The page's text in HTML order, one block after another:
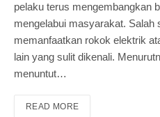
pelaku terus mengembangkan
mengelabui masyarakat. Salah
memanfaatkan rokok elektrik
lain yang sulit dikenali.
menuntut…
READ MORE